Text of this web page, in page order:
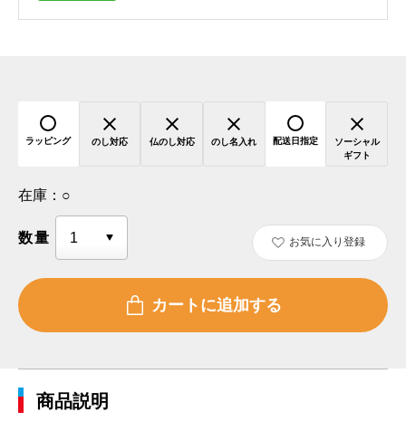
ラッピング のし対応 仏のし対応 のし名入れ 配送日指定
ソーシャル
ギフト
在庫： ○
数量 お気に入り登録
商品説明